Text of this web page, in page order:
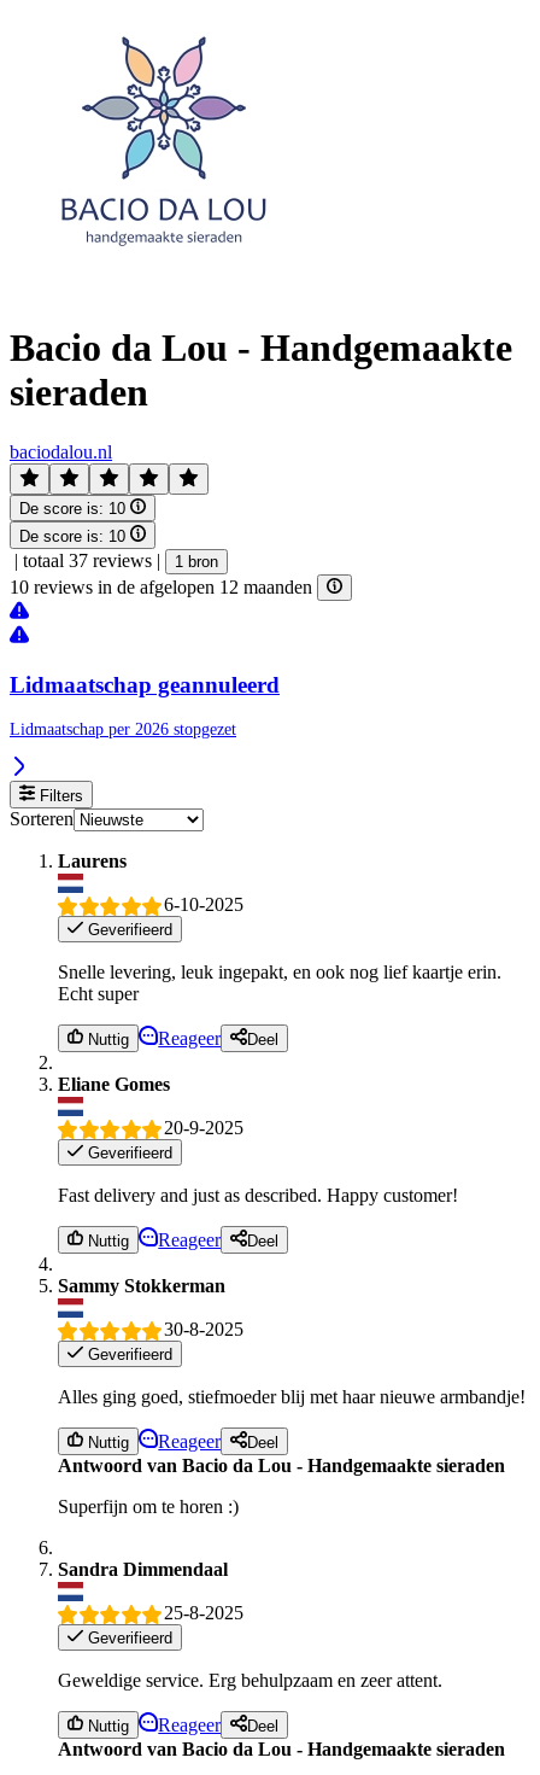
Bacio da Lou - Handgemaakte
sieraden
baciodalou.nl
De score is: 10
De score is: 10
| totaal 37 reviews | 1 bron
10 reviews in de afgelopen 12 maanden
Lidmaatschap geannuleerd
Lidmaatschap per 2026 stopgezet
Filters
Sorteren
Laurens
6-10-2025
Geverifieerd
Snelle levering, leuk ingepakt, en ook nog lief kaartje erin.
Echt super
Nuttig Reageer Deel
Eliane Gomes
20-9-2025
Geverifieerd
Fast delivery and just as described. Happy customer!
Nuttig Reageer Deel
Sammy Stokkerman
30-8-2025
Geverifieerd
Alles ging goed, stiefmoeder blij met haar nieuwe armbandje!
Nuttig Reageer Deel
Antwoord van Bacio da Lou - Handgemaakte sieraden
Superfijn om te horen :)
Sandra Dimmendaal
25-8-2025
Geverifieerd
Geweldige service. Erg behulpzaam en zeer attent.
Nuttig Reageer Deel
Antwoord van Bacio da Lou - Handgemaakte sieraden